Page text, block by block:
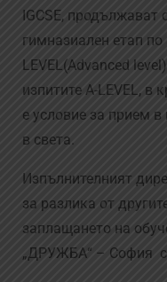
IGCSE, продължават
гимназиален етап
LEVEL(Advanced
изпитите A-LEVEL, в
е условие за прием в
в света.
Изпълнителният
за разлика от
заплащането на
„ДРУЖБА“ – София